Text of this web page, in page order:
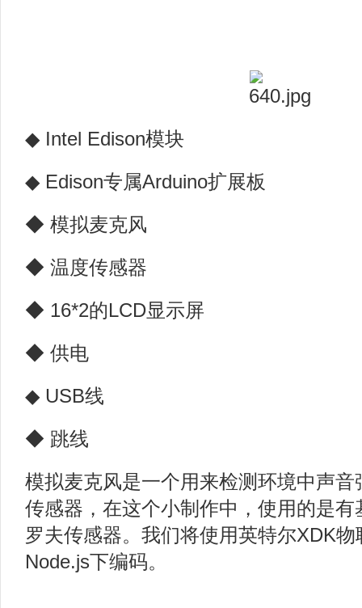
◆ Intel Edison模块
◆ Edison专属Arduino扩展板
◆ 模拟麦克风
◆ 温度传感器
◆ 16*2的LCD显示屏
◆ 供电
◆ USB线
◆ 跳线
模拟麦克风是一个用来检测环境中声音
传感器，在这个小制作中，使用的是有
罗夫传感器。我们将使用英特尔XDK
Node.js下编码。